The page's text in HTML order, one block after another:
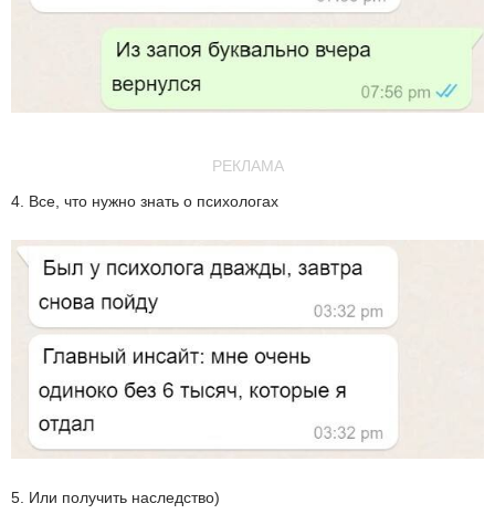
РЕКЛАМА
4. Все, что нужно знать о психологах
5. Или получить наследство)